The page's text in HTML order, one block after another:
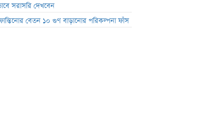
সরাসরি দেখবেন
বেতন ১০ গুণ বাড়ানোর পরিকল্পনা ফাঁস